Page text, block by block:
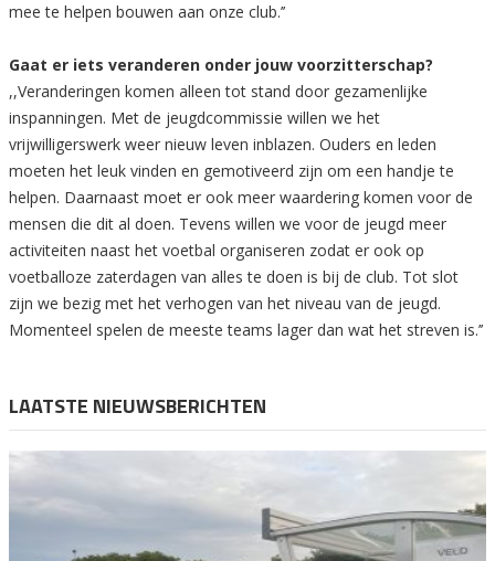
mee te helpen bouwen aan onze club.’’
Gaat er iets veranderen onder jouw voorzitterschap?
,,Veranderingen komen alleen tot stand door gezamenlijke
inspanningen. Met de jeugdcommissie willen we het
vrijwilligerswerk weer nieuw leven inblazen. Ouders en leden
moeten het leuk vinden en gemotiveerd zijn om een handje te
helpen. Daarnaast moet er ook meer waardering komen voor de
mensen die dit al doen. Tevens willen we voor de jeugd meer
activiteiten naast het voetbal organiseren zodat er ook op
voetballoze zaterdagen van alles te doen is bij de club. Tot slot
zijn we bezig met het verhogen van het niveau van de jeugd.
Momenteel spelen de meeste teams lager dan wat het streven is.’’
LAATSTE NIEUWSBERICHTEN